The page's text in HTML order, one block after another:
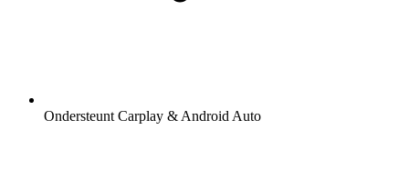
Ondersteunt Carplay & Android Auto